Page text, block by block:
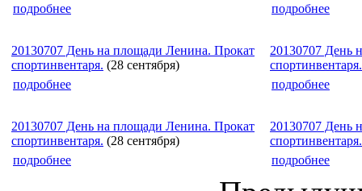
подробнее
подробнее
20130707 День на площади Ленина. Прокат
спортинвентаря. (28 сентября)
подробнее
20130707 День
спортинвентаря.
подробнее
20130707 День на площади Ленина. Прокат
спортинвентаря. (28 сентября)
подробнее
20130707 День
спортинвентаря.
подробнее